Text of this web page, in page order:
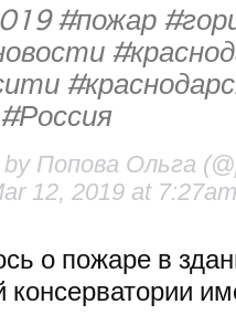
#пожар
Попова Ольга
12, 2019 at
о пожаре в
консерватории